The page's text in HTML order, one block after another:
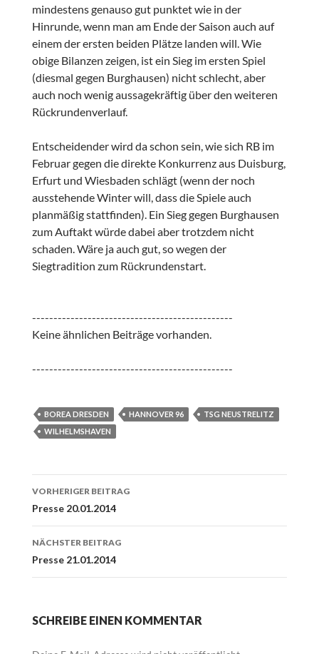
mindestens genauso gut punktet wie in der
Hinrunde, wenn man am Ende der Saison auch auf
einem der ersten beiden Plätze landen will. Wie
obige Bilanzen zeigen, ist ein Sieg im ersten Spiel
(diesmal gegen Burghausen) nicht schlecht, aber
auch noch wenig aussagekräftig über den weiteren
Rückrundenverlauf.
Entscheidender wird da schon sein, wie sich RB im
Februar gegen die direkte Konkurrenz aus Duisburg,
Erfurt und Wiesbaden schlägt (wenn der noch
ausstehende Winter will, dass die Spiele auch
planmäßig stattfinden). Ein Sieg gegen Burghausen
zum Auftakt würde dabei aber trotzdem nicht
schaden. Wäre ja auch gut, so wegen der
Siegtradition zum Rückrundenstart.
-----------------------------------------------
Keine ähnlichen Beiträge vorhanden.
-----------------------------------------------
BOREA DRESDEN HANNOVER 96
TSG NEUSTRELITZ
WILHELMSHAVEN
Beitrags-
Navigation
VORHERIGER BEITRAG
Presse 20.01.2014
NÄCHSTER BEITRAG
Presse 21.01.2014
SCHREIBE EINEN KOMMENTAR